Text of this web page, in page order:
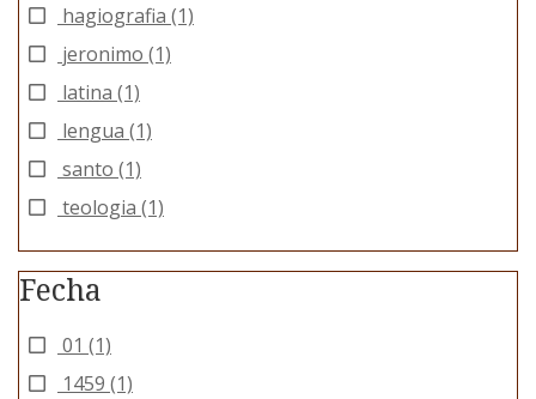
hagiografia (1)
jeronimo (1)
latina (1)
lengua (1)
santo (1)
teologia (1)
Fecha
01 (1)
1459 (1)